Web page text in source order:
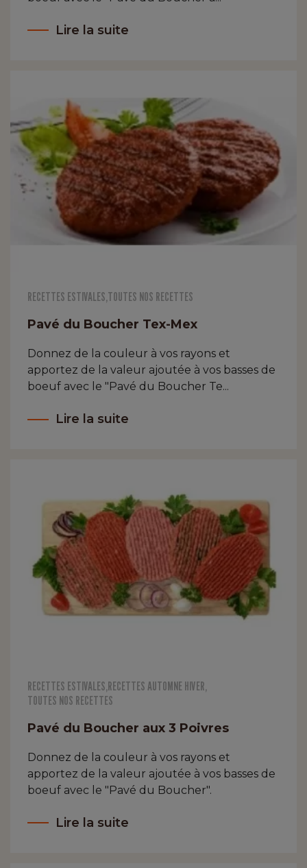
Lire la suite
RECETTES ESTIVALES,TOUTES NOS RECETTES
Pavé du Boucher Tex-Mex
Donnez de la couleur à vos rayons et
apportez de la valeur ajoutée à vos basses de
boeuf avec le "Pavé du Boucher Te...
Lire la suite
RECETTES ESTIVALES RECETTES AUTOMNE HIVER
TOUTES NOS RECETTES
Pavé du Boucher aux 3 Poivres
Donnez de la couleur à vos rayons et
apportez de la valeur ajoutée à vos basses de
boeuf avec le "Pavé du Boucher".
Lire la suite